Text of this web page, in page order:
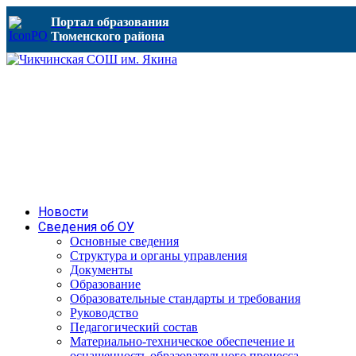
Портал образования
Тюменского района
Новости
Сведения об ОУ
Основные сведения
Структура и органы управления
Документы
Образование
Образовательные стандарты и требования
Руководство
Педагогический состав
Материально-техническое обеспечение и